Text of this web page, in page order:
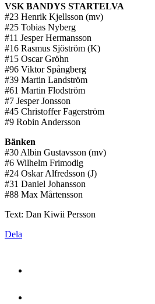
VSK BANDYS STARTELVA
#23 Henrik Kjellsson (mv)
#25 Tobias Nyberg
#11 Jesper Hermansson
#16 Rasmus Sjöström (K)
#15 Oscar Gröhn
#96 Viktor Spångberg
#39 Martin Landström
#61 Martin Flodström
#7 Jesper Jonsson
#45 Christoffer Fagerström
#9 Robin Andersson
Bänken
#30 Albin Gustavsson (mv)
#6 Wilhelm Frimodig
#24 Oskar Alfredsson (J)
#31 Daniel Johansson
#88 Max Mårtensson
Text: Dan Kiwii Persson
Dela